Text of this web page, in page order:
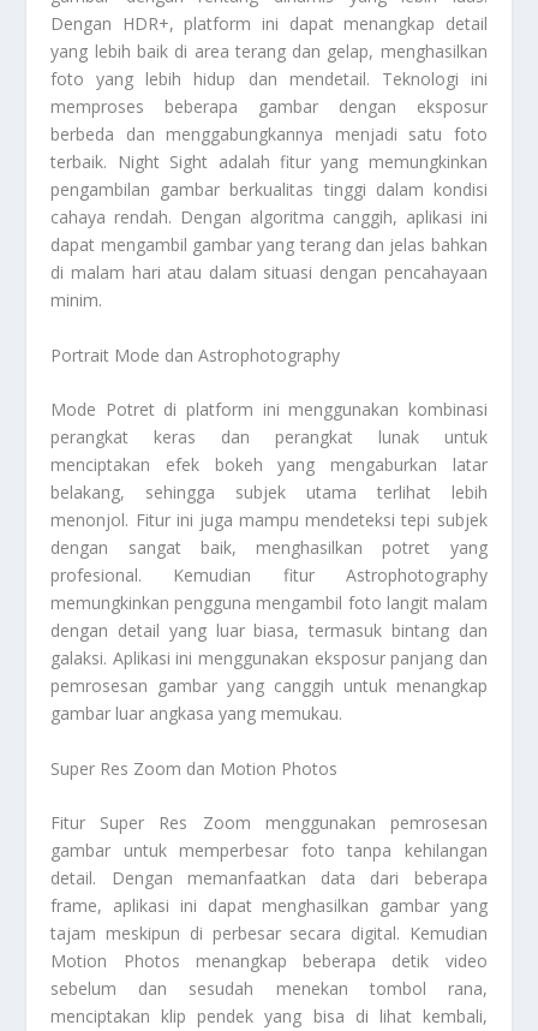
Dengan HDR+, platform ini dapat menangkap detail
yang lebih baik di area terang dan gelap, menghasilkan
foto yang lebih hidup dan mendetail. Teknologi ini
memproses beberapa gambar dengan eksposur
berbeda dan menggabungkannya menjadi satu foto
terbaik. Night Sight adalah fitur yang memungkinkan
pengambilan gambar berkualitas tinggi dalam kondisi
cahaya rendah. Dengan algoritma canggih, aplikasi ini
dapat mengambil gambar yang terang dan jelas bahkan
di malam hari atau dalam situasi dengan pencahayaan
minim.
Portrait Mode dan Astrophotography
Mode Potret di platform ini menggunakan kombinasi
perangkat keras dan perangkat lunak untuk
menciptakan efek bokeh yang mengaburkan latar
belakang, sehingga subjek utama terlihat lebih
menonjol. Fitur ini juga mampu mendeteksi tepi subjek
dengan sangat baik, menghasilkan potret yang
profesional. Kemudian fitur Astrophotography
memungkinkan pengguna mengambil foto langit malam
dengan detail yang luar biasa, termasuk bintang dan
galaksi. Aplikasi ini menggunakan eksposur panjang dan
pemrosesan gambar yang canggih untuk menangkap
gambar luar angkasa yang memukau.
Super Res Zoom dan Motion Photos
Fitur Super Res Zoom menggunakan pemrosesan
gambar untuk memperbesar foto tanpa kehilangan
detail. Dengan memanfaatkan data dari beberapa
frame, aplikasi ini dapat menghasilkan gambar yang
tajam meskipun di perbesar secara digital. Kemudian
Motion Photos menangkap beberapa detik video
sebelum dan sesudah menekan tombol rana,
menciptakan klip pendek yang bisa di lihat kembali,